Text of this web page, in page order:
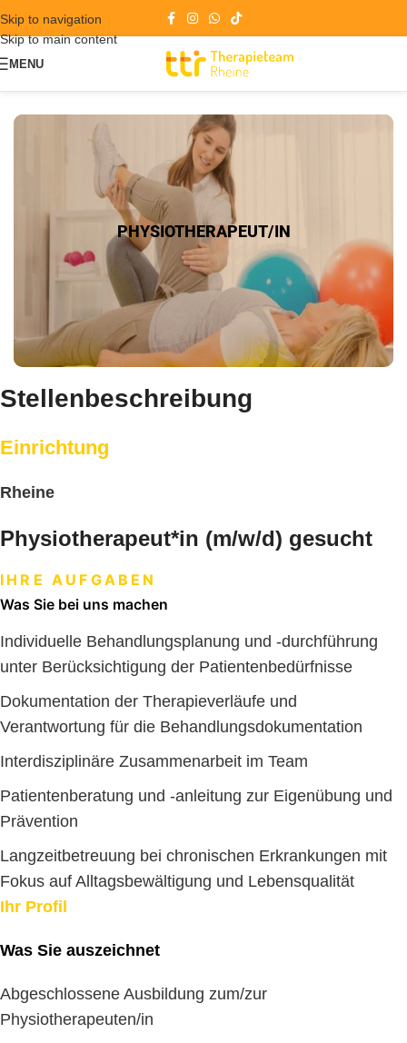
Skip to navigation
Skip to main content
MENU
PHYSIOTHERAPEUT/IN​
Stellenbeschreibung
Einrichtung
Rheine
Physiotherapeut*in (m/w/d) gesucht
IHRE AUFGABEN
Was Sie bei uns machen
Individuelle Behandlungsplanung und -durchführung
unter Berücksichtigung der Patientenbedürfnisse
Dokumentation der Therapieverläufe und
Verantwortung für die Behandlungsdokumentation
Interdisziplinäre Zusammenarbeit im Team
Patientenberatung und -anleitung zur Eigenübung und
Prävention
Langzeitbetreuung bei chronischen Erkrankungen mit
Fokus auf Alltagsbewältigung und Lebensqualität
Ihr Profil
Was Sie auszeichnet
Abgeschlossene Ausbildung zum/zur
Physiotherapeuten/in